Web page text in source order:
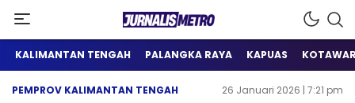
Jurnalis Metro
Satu Wadah Informasi
KALIMANTAN TENGAH PALANGKA RAYA KAPUAS
PEMPROV KALIMANTAN TENGAH 26 Januari 2026 | 7:21 pm